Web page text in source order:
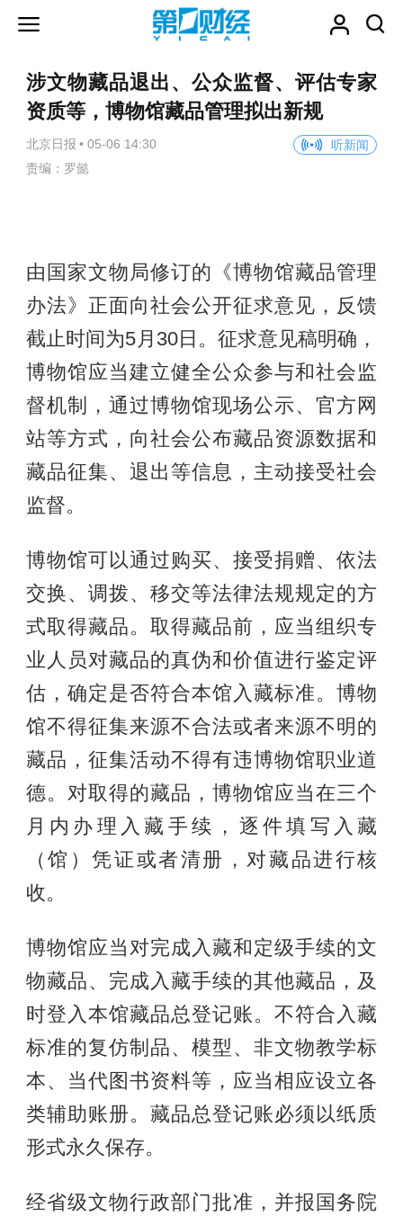
涉文物藏品退出、公众监督、评估专家
资质等，博物馆藏品管理拟出新规
北京日报 • 05-06 14:30
听新闻
责编：罗懿
由国家文物局修订的《博物馆藏品管理
办法》正面向社会公开征求意见，反馈
截止时间为5月30日。征求意见稿明确，
博物馆应当建立健全公众参与和社会监
督机制，通过博物馆现场公示、官方网
站等方式，向社会公布藏品资源数据和
藏品征集、退出等信息，主动接受社会
监督。
博物馆可以通过购买、接受捐赠、依法
交换、调拨、移交等法律法规规定的方
式取得藏品。取得藏品前，应当组织专
业人员对藏品的真伪和价值进行鉴定评
估，确定是否符合本馆入藏标准。博物
馆不得征集来源不合法或者来源不明的
藏品，征集活动不得有违博物馆职业道
德。对取得的藏品，博物馆应当在三个
月内办理入藏手续，逐件填写入藏
（馆）凭证或者清册，对藏品进行核
收。
博物馆应当对完成入藏和定级手续的文
物藏品、完成入藏手续的其他藏品，及
时登入本馆藏品总登记账。不符合入藏
标准的复仿制品、模型、非文物教学标
本、当代图书资料等，应当相应设立各
类辅助账册。藏品总登记账必须以纸质
形式永久保存。
经省级文物行政部门批准，并报国务院